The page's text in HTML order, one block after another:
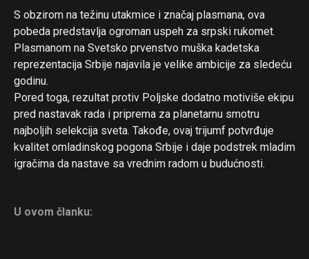
S obzirom na težinu utakmice i značaj plasmana, ova
pobeda predstavlja ogroman uspeh za srpski rukomet.
Plasmanom na Svetsko prvenstvo muška kadetska
reprezentacija Srbije najavila je velike ambicije za sledeću
godinu.
Pored toga, rezultat protiv Poljske dodatno motiviše ekipu
pred nastavak rada i priprema za planetarnu smotru
najboljih selekcija sveta. Takođe, ovaj trijumf potvrđuje
kvalitet omladinskog pogona Srbije i daje podstrek mladim
igračima da nastave sa vrednim radom u budućnosti.
U ovom članku: